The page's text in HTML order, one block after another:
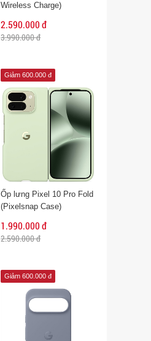
Wireless Charge)
2.590.000 đ
3.990.000 đ
Giảm 600.000 đ
Ốp lưng Pixel 10 Pro Fold
(Pixelsnap Case)
1.990.000 đ
2.590.000 đ
Giảm 600.000 đ